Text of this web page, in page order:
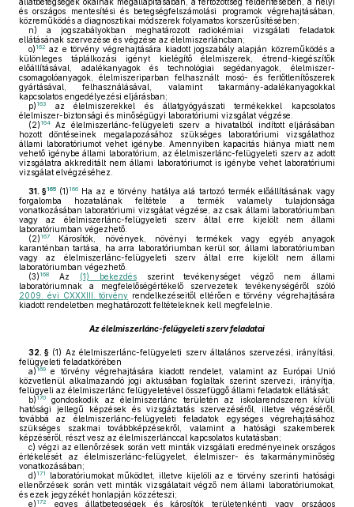
és országos mentesítési és betegségfelszámolási programok végrehajtásában,
közreműködés a diagnosztikai módszerek folyamatos korszerűsítésében;
n) a jogszabályokban meghatározott radiokémiai vizsgálati feladatok
ellátásának szervezése és végzése az élelmiszerláncban;
o) 162 az e törvény végrehajtására kiadott jogszabály alapján közreműködés a
különleges táplálkozási igényt kielégítő élelmiszerek, étrend-kiegészítők
előállításával, adalékanyagok és technológiai segédanyagok, élelmiszer-
csomagolóanyagok, élelmiszeriparban felhasznált mosó- és fertőtlenítőszerek
gyártásával, felhasználásával, valamint takarmány-adalékanyagokkal
kapcsolatos engedélyezési eljárásban;
p) 163
az élelmiszerekkel és állatgyógyászati termékekkel kapcsolatos
élelmiszer-biztonsági és minőségügyi laboratóriumi vizsgálat végzése.
(2) 164
Az élelmiszerlánc-felügyeleti szerv a hivatalból indított eljárásában
hozott döntéseinek megalapozásához szükséges laboratóriumi vizsgálathoz
állami laboratóriumot vehet igénybe. Amennyiben kapacitás hiánya miatt nem
vehető igénybe állami laboratórium, az élelmiszerlánc-felügyeleti szerv az adott
vizsgálatra akkreditált nem állami laboratóriumot is igénybe vehet laboratóriumi
vizsgálat elvégzéséhez.
31. §165 (1) 166Ha az e törvény hatálya alá tartozó termék előállításának vagy
forgalomba hozatalának feltétele a termék valamely tulajdonsága
vonatkozásában laboratóriumi vizsgálat végzése, az csak állami laboratóriumban
vagy az élelmiszerlánc-felügyeleti szerv által erre kijelölt nem állami
laboratóriumban végezhető.
(2) 167
Károsítók, növények, növényi termékek vagy egyéb anyagok
karanténban tartása, ha arra laboratóriumban kerül sor, állami laboratóriumban
vagy az élelmiszerlánc-felügyeleti szerv által erre kijelölt nem állami
laboratóriumban végezhető.
(3) 168 Az (1) bekezdésszerint tevékenységet végző nem állami
laboratóriumnak a megfelelőségértékelő szervezetek tevékenységéről szóló
2009. évi CXXXIII. törvény rendelkezéseitől eltérően e törvény végrehajtására
kiadott rendeletben meghatározott feltételeknek kell megfelelnie.
Az élelmiszerlánc-felügyeleti szerv feladatai
32. § (1) Az élelmiszerlánc-felügyeleti szerv általános szervezési, irányítási,
felügyeleti feladatkörében
a) 169
e törvény végrehajtására kiadott rendelet, valamint az Európai Unió
közvetlenül alkalmazandó jogi aktusában foglaltak szerint szervezi, irányítja,
felügyeli az élelmiszerlánc felügyeletével összefüggő állami feladatok ellátását;
b) 170
gondoskodik az élelmiszerlánc területén az iskolarendszeren kívüli
hatósági jellegű képzések és vizsgáztatás szervezéséről, illetve végzéséről,
továbbá az élelmiszerlánc-felügyeleti feladatok egységes végrehajtásához
szükséges szakmai továbbképzésekről, valamint a hatósági szakemberek
képzéséről, részt vesz az élelmiszerlánccal kapcsolatos kutatásban;
c) végzi az ellenőrzések során vett minták vizsgálati eredményeinek országos
értékelését az élelmiszerlánc-felügyelet, élelmiszer- és takarmányminőség
vonatkozásában;
d) 171
laboratóriumokat működtet, illetve kijelöli az e törvény szerinti hatósági
ellenőrzések során vett minták vizsgálatait végző nem állami laboratóriumokat,
és ezek jegyzékét honlapján közzéteszi;
e) 172
egyes állatbetegségek és károsítók területenkénti vagy országos